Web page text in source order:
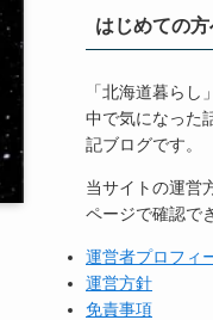
はじめての方
「北海道暮ら
中で気になった
記ブログです。
当サイトの運営
ページで確認で
運営者プロフィ
運営方針
免責事項